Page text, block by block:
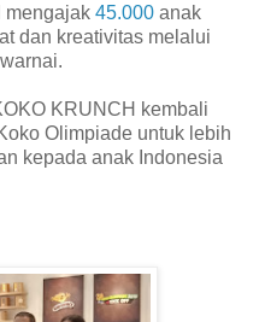
mengajak 45.000 anak
dan kreativitas melalui
KRUNCH kembali
Olimpiade untuk lebih
kepada anak Indonesia